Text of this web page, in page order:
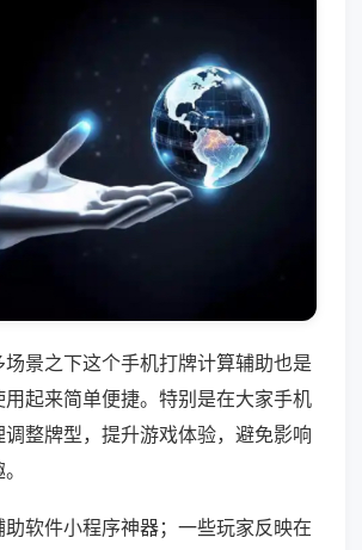
场景之下这个手机打牌计算辅助也是
起来简单便捷。特别是在大家手机
整牌型，提升游戏体验，避免影响
软件小程序神器；一些玩家反映在